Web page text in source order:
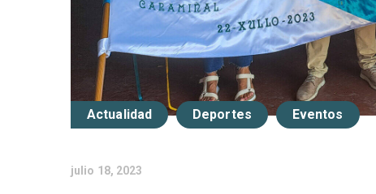
Actualidad Deportes Eventos
julio 18, 2023